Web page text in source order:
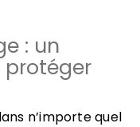
: un
n’importe quel